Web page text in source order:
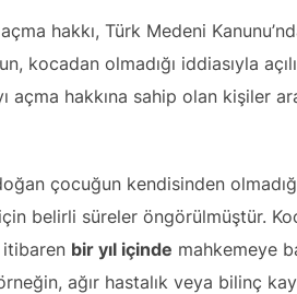
hakkı, Türk Medeni
kocadan olmadığı iddiasıyla
açma hakkına sahip olan kişiler
çocuğun kendisinden
belirli süreler öngörülmüştür.
bir yıl içinde mahkemeye
ağır hastalık veya bilinç